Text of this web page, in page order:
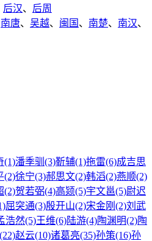
后汉、 后周
南唐、 吴越、 闽国 、 南楚、 南汉、
(1)潘季驯(3)靳辅(1)拖雷(6)成吉思
(2)徐宁(3)郝思文(2)韩滔(2)燕顺(2)
(2)贺若弼(4)高颎(5)宇文邕(5)尉迟
屈突通(3)殷开山(2)宋金刚(2)刘武
浩然(5)王维(6)陆游(4)陶渊明(2)陶
赵云(10)诸葛亮(35)孙策(16)孙